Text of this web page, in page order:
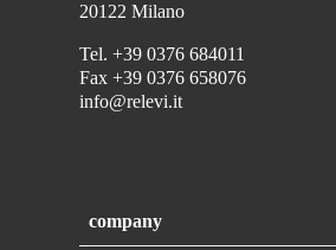
20122 Milano
Tel. +39 0376 684011
Fax +39 0376 658076
info@relevi.it
company